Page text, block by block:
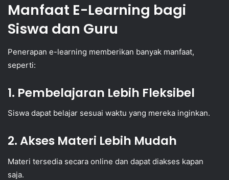
Manfaat E-Learning bagi
Siswa dan Guru
Penerapan e-learning memberikan banyak manfaat,
seperti:
1. Pembelajaran Lebih Fleksibel
Siswa dapat belajar sesuai waktu yang mereka inginkan.
2. Akses Materi Lebih Mudah
Materi tersedia secara online dan dapat diakses kapan
saja.